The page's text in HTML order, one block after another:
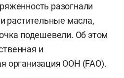
разогнали
растительные масла,
подешевели. Об этом
и
организация ООН (FAO).